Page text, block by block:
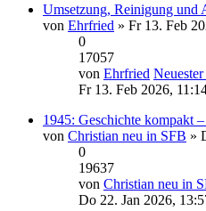
Umsetzung, Reinigung und
von Ehrfried » Fr 13. Feb
0
17057
von Ehrfried
Fr 13. Feb 2026,
1945: Geschichte kompakt
von Christian neu in SFB »
0
19637
von Christian neu in
Do 22. Jan 2026,